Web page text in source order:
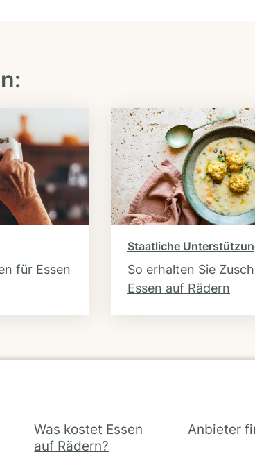
für Essen
Staatliche
So erhalten Sie
Essen auf Rädern
Was kostet Essen
auf Rädern?
Anbieter